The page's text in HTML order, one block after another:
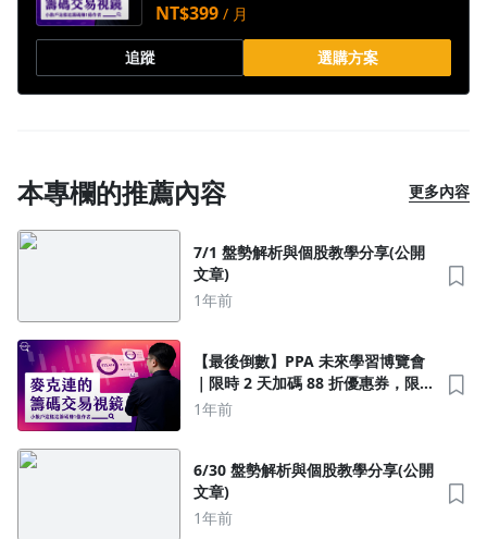
NT$399 / 月
追蹤 選購方案
本專欄的推薦內容 更多內容
7/1 盤勢解析與個股教學分享(公開
文章)
1年前
【最後倒數】PPA 未來學習博覽會
｜限時 2 天加碼 88 折優惠券，限量
150 張！
1年前
6/30 盤勢解析與個股教學分享(公開
文章)
1年前